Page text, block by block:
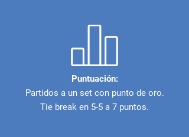
Puntuación:
Partidos a un set con punto de oro.
Tie break en 5-5 a 7 puntos.